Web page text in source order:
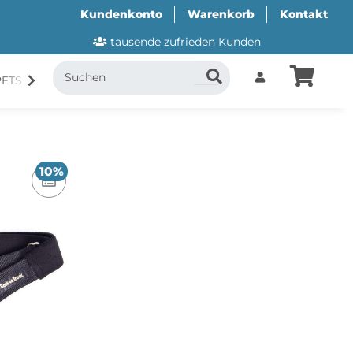
Kundenkonto Warenkorb
Kontakt
tausende zufrieden Kunden
CANI.COOL SUITICAL
10%